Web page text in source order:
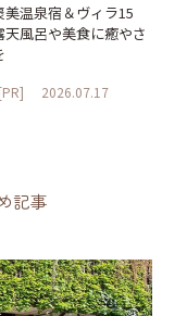
美温泉宿＆ヴィラ15
風呂や美食に癒やさ
[PR] 2026.07.17
記事